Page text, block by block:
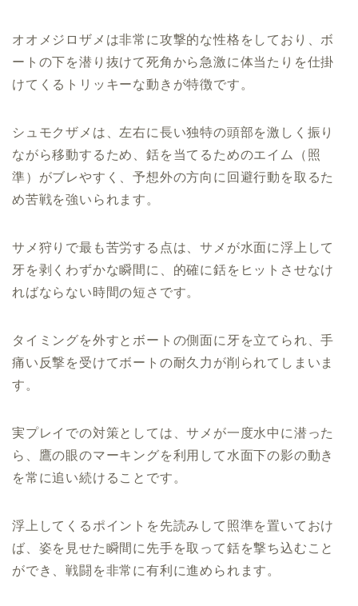
オオメジロザメは非常に攻撃的な性格をしており、ボ
ートの下を潜り抜けて死角から急激に体当たりを仕掛
けてくるトリッキーな動きが特徴です。
シュモクザメは、左右に長い独特の頭部を激しく振り
ながら移動するため、銛を当てるためのエイム（照
準）がブレやすく、予想外の方向に回避行動を取るた
め苦戦を強いられます。
サメ狩りで最も苦労する点は、サメが水面に浮上して
牙を剥くわずかな瞬間に、的確に銛をヒットさせなけ
ればならない時間の短さです。
タイミングを外すとボートの側面に牙を立てられ、手
痛い反撃を受けてボートの耐久力が削られてしまいま
す。
実プレイでの対策としては、サメが一度水中に潜った
ら、鷹の眼のマーキングを利用して水面下の影の動き
を常に追い続けることです。
浮上してくるポイントを先読みして照準を置いておけ
ば、姿を見せた瞬間に先手を取って銛を撃ち込むこと
ができ、戦闘を非常に有利に進められます。